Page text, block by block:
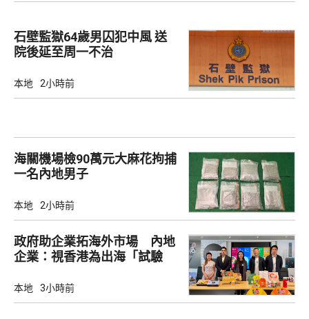
石壁監獄64歲男囚犯中風 送
院後延至周一不治
本地 2小時前
海關機場檢90萬元大麻花拘捕
一名內地男子
本地 2小時前
政府助企業拓海外市場 內地
企業：視香港為出海「試驗
本地 3小時前